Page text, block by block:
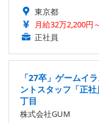
東京都
月給32万2,200円
正社員
「27卒」ゲームイ
ントスタッフ「正
丁目
株式会社GUM